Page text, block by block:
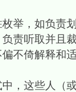
，如负责划
责听取并且
不倚解释和
这些人（或